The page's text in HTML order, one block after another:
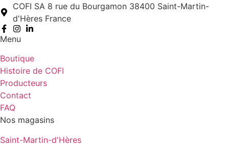
COFI SA 8 rue du Bourgamon 38400 Saint-Martin-
d'Hères France
Menu
Boutique
Histoire de COFI
Producteurs
Contact
FAQ
Nos magasins
Saint-Martin-d'Hères